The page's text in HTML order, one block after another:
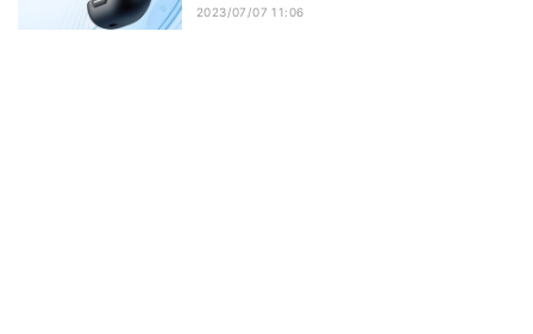
2023/07/07 11:06